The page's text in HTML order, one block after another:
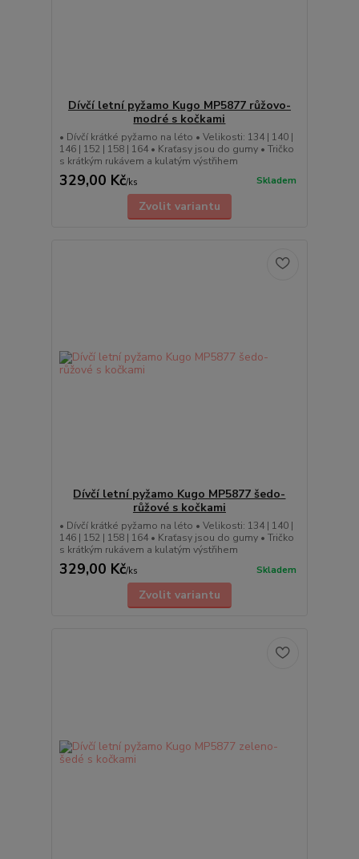
Dívčí letní pyžamo Kugo MP5877 růžovo-
modré s kočkami
• Dívčí krátké pyžamo na léto • Velikosti: 134 | 140 |
146 | 152 | 158 | 164 • Kraťasy jsou do gumy • Tričko
s krátkým rukávem a kulatým výstřihem
329,00 Kč/ks Skladem
Zvolit variantu
Dívčí letní pyžamo Kugo MP5877 šedo-
růžové s kočkami
• Dívčí krátké pyžamo na léto • Velikosti: 134 | 140 |
146 | 152 | 158 | 164 • Kraťasy jsou do gumy • Tričko
s krátkým rukávem a kulatým výstřihem
329,00 Kč/ks Skladem
Zvolit variantu